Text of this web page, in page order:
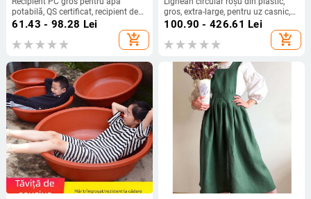
potabilă, QS certificat, recipient de
apă minerală de calitate
alimentară, portabil, pentru exterior
61.43 - 98.28 Lei
add_shopping_cart
gros, extra-large, pentru uz casnic,
pentru baie, spălarea hainelor și a
100.90 - 426.61 Lei
add_shopping_cart